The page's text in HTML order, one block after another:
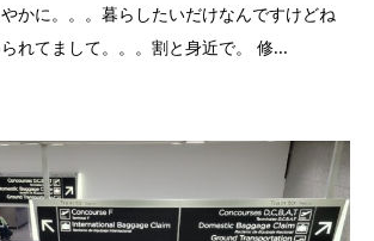
かに。。。暮らしたいだけなんですけどね
れてまして。。。割と身近で。 修...